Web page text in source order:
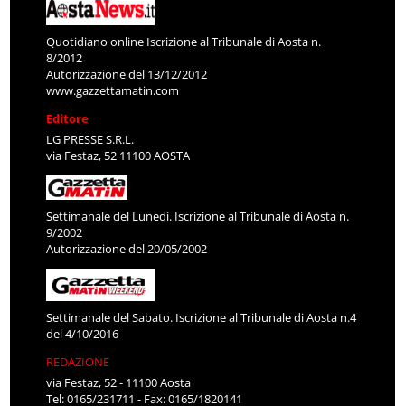
Quotidiano online Iscrizione al Tribunale di Aosta n.
8/2012
Autorizzazione del 13/12/2012
www.gazzettamatin.com
Editore
LG PRESSE S.R.L.
via Festaz, 52 11100 AOSTA
Settimanale del Lunedì. Iscrizione al Tribunale di Aosta n.
9/2002
Autorizzazione del 20/05/2002
Settimanale del Sabato. Iscrizione al Tribunale di Aosta n.4
del 4/10/2016
REDAZIONE
via Festaz, 52 - 11100 Aosta
Tel: 0165/231711 - Fax: 0165/1820141